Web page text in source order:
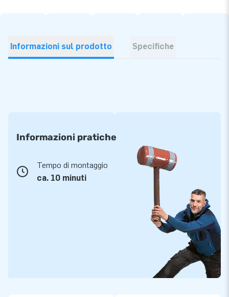
Informazioni sul prodotto Specifiche
Informazioni pratiche
Tempo di montaggio
ca. 10 minuti